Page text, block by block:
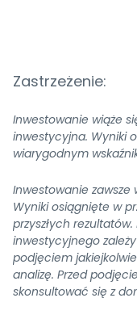
Zastrzeżenie:
Inwestowanie wiąże
inwestycyjna. Wyniki
wiarygodnym
Inwestowanie zawsze
Wyniki osiągnięte w
przyszłych
inwestycyjnego
podjęciem
analizę. Przed
skonsultować się z